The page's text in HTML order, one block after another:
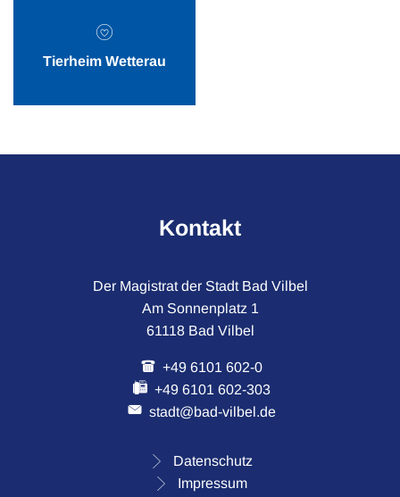
Tierheim Wetterau
Kontakt
Der Magistrat der Stadt Bad Vilbel
Am Sonnenplatz 1
61118 Bad Vilbel
+49 6101 602-0
+49 6101 602-303
stadt@bad-vilbel.de
Datenschutz
Impressum